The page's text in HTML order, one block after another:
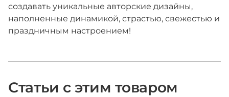
создавать уникальные авторские дизайны,
наполненные динамикой, страстью, свежестью и
праздничным настроением!
Статьи с этим товаром